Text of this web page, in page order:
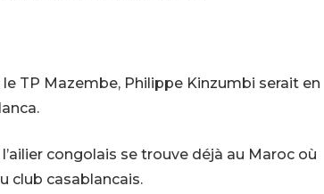
TP Mazembe, Philippe Kinzumbi serait en
congolais se trouve déjà au Maroc où
club casablancais.